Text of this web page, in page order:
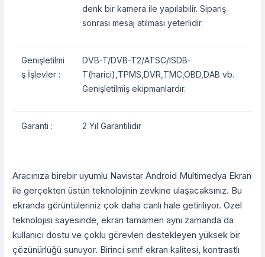
denk bir kamera ile yapılabilir. Sipariş
sonrası mesaj atılması yeterlidir.
Genişletilmi
ş İşlevler :
DVB-T/DVB-T2/ATSC/ISDB-
T(harici),TPMS,DVR,TMC,OBD,DAB vb.
Genişletilmiş ekipmanlardır.
Garanti : 2 Yıl Garantilidir
Aracınıza birebir uyumlu Navistar Android Multimedya Ekran
ile gerçekten üstün teknolojinin zevkine ulaşacaksınız. Bu
ekranda görüntüleriniz çok daha canlı hale getiriliyor. Özel
teknolojisi sayesinde, ekran tamamen aynı zamanda da
kullanıcı dostu ve çoklu görevleri destekleyen yüksek bir
çözünürlüğü sunuyor. Birinci sınıf ekran kalitesi, kontrastlı